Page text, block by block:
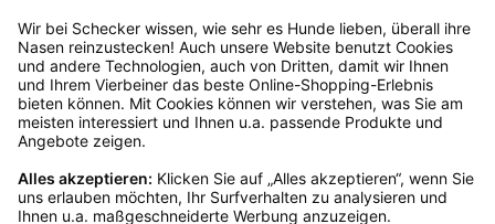
Rückgabeinformationen
Ja, du hast ein 14-tägiges Widerrufsrecht. Die